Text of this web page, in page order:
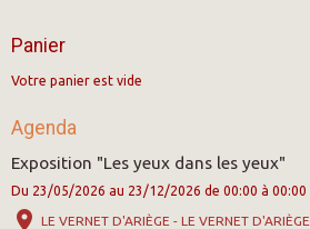
Panier
Votre panier est vide
Agenda
Exposition "Les yeux dans les yeux"
Du 23/05/2026 au 23/12/2026 de 00:00 à 00:00
LE VERNET D'ARIÈGE - LE VERNET D'ARIÈGE